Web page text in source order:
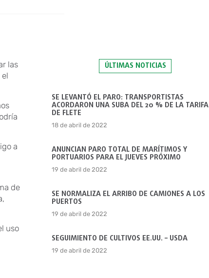
las
a
de
uso
ÚLTIMAS NOTICIAS
SE LEVANTÓ EL PARO: TRANSPORTISTAS
ACORDARON UNA SUBA DEL 20 % DE LA TARIFA
DE FLETE
18 de abril de 2022
ANUNCIAN PARO TOTAL DE MARÍTIMOS Y
PORTUARIOS PARA EL JUEVES PRÓXIMO
19 de abril de 2022
SE NORMALIZA EL ARRIBO DE CAMIONES A LOS
PUERTOS
19 de abril de 2022
SEGUIMIENTO DE CULTIVOS EE.UU. – USDA
19 de abril de 2022